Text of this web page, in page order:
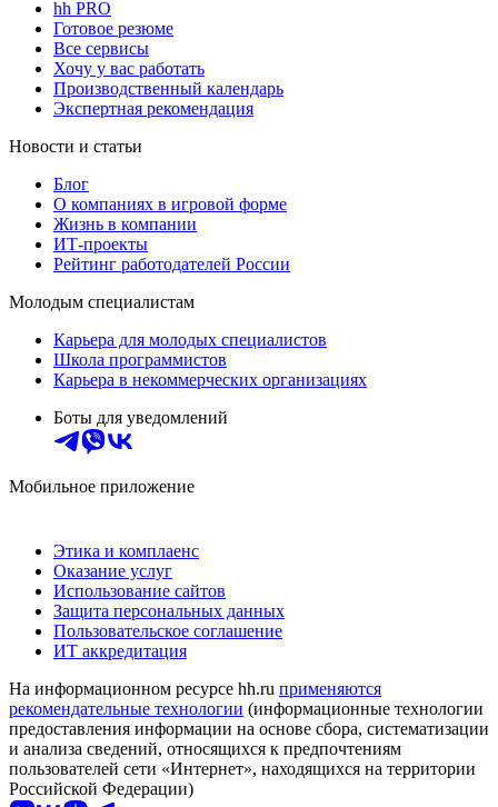
hh PRO
Готовое резюме
Все сервисы
Хочу у вас работать
Производственный календарь
Экспертная рекомендация
Новости и статьи
Блог
О компаниях в игровой форме
Жизнь в компании
ИТ-проекты
Рейтинг работодателей России
Молодым специалистам
Карьера для молодых специалистов
Школа программистов
Карьера в некоммерческих организациях
Боты для уведомлений
Мобильное приложение
Этика и комплаенс
Оказание услуг
Использование сайтов
Защита персональных данных
Пользовательское соглашение
ИТ аккредитация
На информационном ресурсе hh.ru применяются
рекомендательные технологии (информационные технологии
предоставления информации на основе сбора, систематизации
и анализа сведений, относящихся к предпочтениям
пользователей сети «Интернет», находящихся на территории
Российской Федерации)